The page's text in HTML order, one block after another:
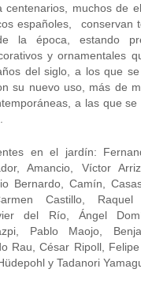
centenarios, muchos de
españoles, conservan
la época, estando
y ornamentales
del siglo, a los que
su nuevo uso, más de
a las que
en el jardín:
Amancio, Víctor
Bernardo, Camín,
Castillo,
del Río, Ángel
Pablo Maojo,
Rau, César Ripoll,
y Tadanori